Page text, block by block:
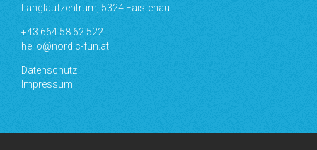
Langlaufzentrum, 5324 Faistenau
+43 664 58 62 522
hello@nordic-fun.at
Datenschutz
Impressum